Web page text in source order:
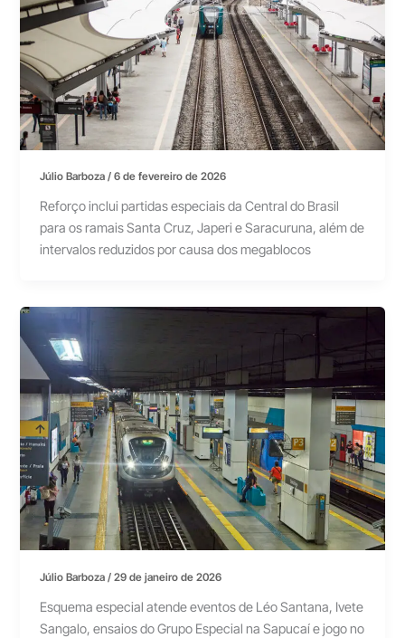
Júlio Barboza/6 de fevereiro de 2026
Reforço inclui partidas especiais da Central do Brasil
para os ramais Santa Cruz, Japeri e Saracuruna, além de
intervalos reduzidos por causa dos megablocos
Júlio Barboza/29 de janeiro de 2026
Esquema especial atende eventos de Léo Santana, Ivete
Sangalo, ensaios do Grupo Especial na Sapucaí e jogo no